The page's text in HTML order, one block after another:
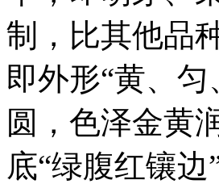
制，比其他品
即外形“黄、
圆，色泽金黄
底“绿腹红镶